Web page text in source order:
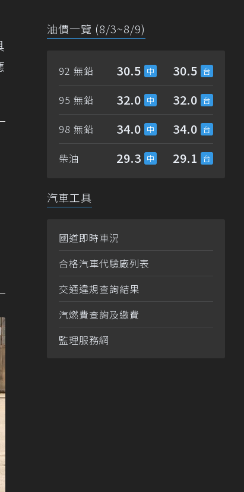
油價一覽 (8/3~8/9)
92 無鉛 30.5 30.5
95 無鉛 32.0 32.0
98 無鉛 34.0 34.0
柴油 29.3 29.1
汽車工具
國道即時車況
合格汽車代驗廠列表
交通違規查詢結果
汽燃費查詢及繳費
監理服務網